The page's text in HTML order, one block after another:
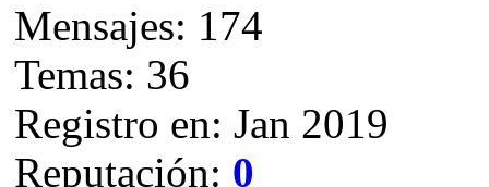
Mensajes: 174
Temas: 36
Registro en: Jan 2019
Reputación: 0